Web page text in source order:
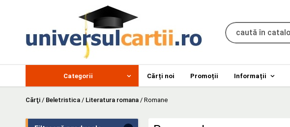
Categorii Cărți noi Promoții Informații
Cărţi / Beletristica / Literatura romana / Romane